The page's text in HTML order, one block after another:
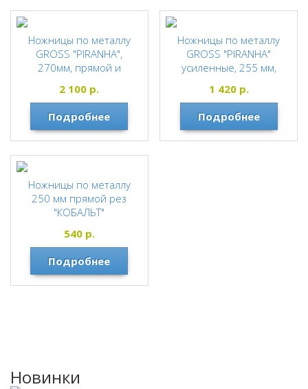
Ножницы по металлу
GROSS "PIRANHA",
270мм, прямой и
сталь-СrMo,
двухкомпонентные
рукоятки
GROSS
2 100 р.
Подробнее
Ножницы по металлу
GROSS "PIRANHA"
усиленные, 255 мм,
двухкомпонентные
рукоятки
GROSS
1 420р.
Подробнее
Ножницы по металлу
250 мм прямой рез
"КОБАЛЬТ"
GROSS
540р.
Подробнее
Новинки